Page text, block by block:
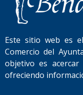
Este sitio web es
Comercio del
objetivo es
ofreciendo